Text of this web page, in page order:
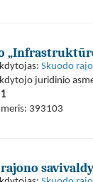
Skuodo
juridinio
393103
rajono